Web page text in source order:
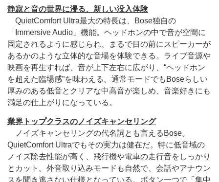
静寂と音の世界に浸る、新しい没入体験
QuietComfort Ultra最大の特長は、Bose独自の
「Immersive Audio」機能。ヘッドホンの中で音が空間に
固定されるように感じられ、まるで目の前にスピーカーが
あるかのような立体的な音場を体験できる。ライブ音源や
映画を再生すれば、音が上下左右に広がり、“ヘッドホン
を超えた臨場感”を味わえる。通常モードでもBoseらしい
厚みのある低音とクリアな中高音が楽しめ、音楽好きにも
満足の仕上がりになっている。
業界トップクラスのノイズキャンセリング
ノイズキャンセリングの代名詞とも言えるBose。
QuietComfort Ultraでもその実力は健在だ。特に低音域の
ノイズ除去性能が高く、飛行機や電車の走行音をしっかり
とカット。外音取り込みモードも自然で、会話やアナウン
スを聞き逃さない仕様となっている。ボタン一つで「集中